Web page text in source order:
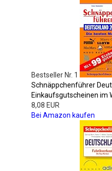
Bestseller Nr. 1
Schnäppchenführer
Einkaufsgutscheinen im
8,08 EUR
Bei Amazon kaufen